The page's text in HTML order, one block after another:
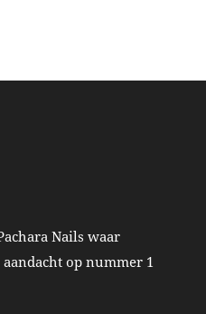
Nails waar
op nummer 1